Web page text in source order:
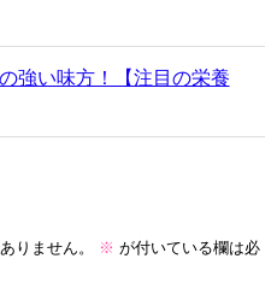
強い味方！【注目の栄養
りません。 ※ が付いている欄は必